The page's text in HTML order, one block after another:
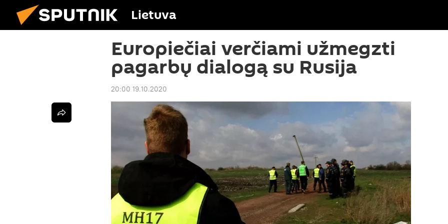
Lietuva
Europiečiai verčiami užmegzti
pagarbų dialogą su Rusija
20:00 19.10.2020